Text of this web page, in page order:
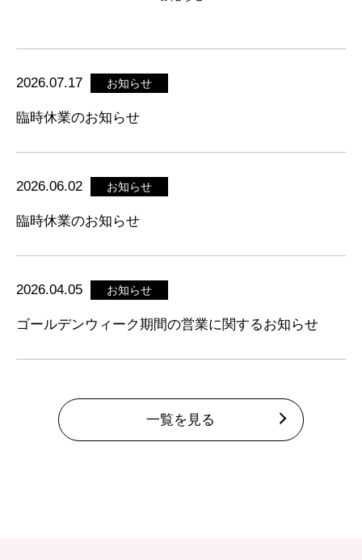
2026.07.17 お知らせ
臨時休業のお知らせ
2026.06.02 お知らせ
臨時休業のお知らせ
2026.04.05 お知らせ
ゴールデンウィーク期間の営業に関するお知らせ
一覧を見る